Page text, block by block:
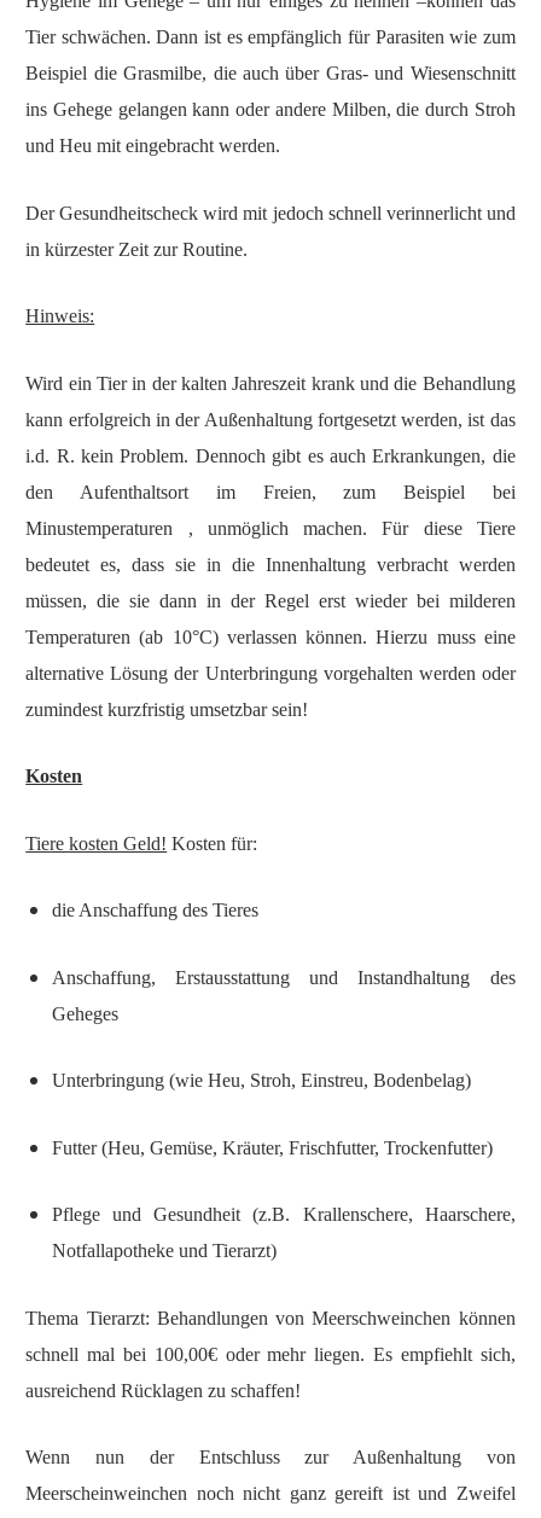
Tier schwächen. Dann ist es empfänglich für Parasiten wie zum
Beispiel die Grasmilbe, die auch über Gras- und Wiesenschnitt
ins Gehege gelangen kann oder andere Milben, die durch Stroh
und Heu mit eingebracht werden.
Der Gesundheitscheck wird mit jedoch schnell verinnerlicht und
in kürzester Zeit zur Routine.
Hinweis:
Wird ein Tier in der kalten Jahreszeit krank und die Behandlung
kann erfolgreich in der Außenhaltung fortgesetzt werden, ist das
i.d. R. kein Problem. Dennoch gibt es auch Erkrankungen, die
den Aufenthaltsort im Freien, zum Beispiel bei
Minustemperaturen , unmöglich machen. Für diese Tiere
bedeutet es, dass sie in die Innenhaltung verbracht werden
müssen, die sie dann in der Regel erst wieder bei milderen
Temperaturen (ab 10°C) verlassen können. Hierzu muss eine
alternative Lösung der Unterbringung vorgehalten werden oder
zumindest kurzfristig umsetzbar sein!
Kosten
Tiere kosten Geld! Kosten für:
die Anschaffung des Tieres
Anschaffung, Erstausstattung und Instandhaltung des
Geheges
Unterbringung (wie Heu, Stroh, Einstreu, Bodenbelag)
Futter (Heu, Gemüse, Kräuter, Frischfutter, Trockenfutter)
Pflege und Gesundheit (z.B. Krallenschere, Haarschere,
Notfallapotheke und Tierarzt)
Thema Tierarzt: Behandlungen von Meerschweinchen können
schnell mal bei 100,00€ oder mehr liegen. Es empfiehlt sich,
ausreichend Rücklagen zu schaffen!
Wenn nun der Entschluss zur Außenhaltung von
Meerscheinweinchen noch nicht ganz gereift ist und Zweifel